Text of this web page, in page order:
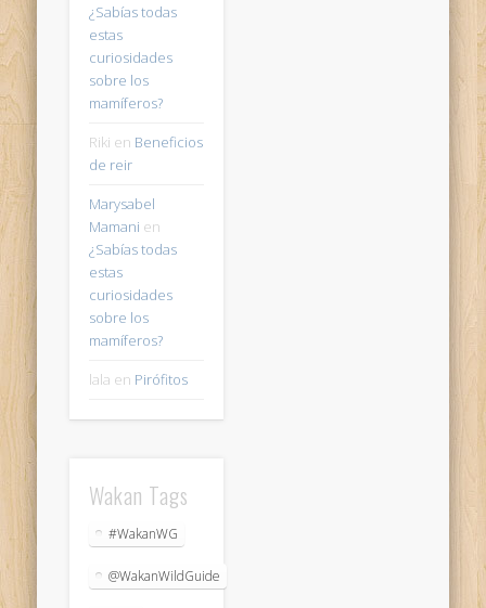
¿Sabías todas
estas
curiosidades
sobre los
mamíferos?
Riki en Beneficios
de reir
Marysabel
Mamani en
¿Sabías todas
estas
curiosidades
sobre los
mamíferos?
lala en Pirófitos
Wakan Tags
#WakanWG
@WakanWildGuide